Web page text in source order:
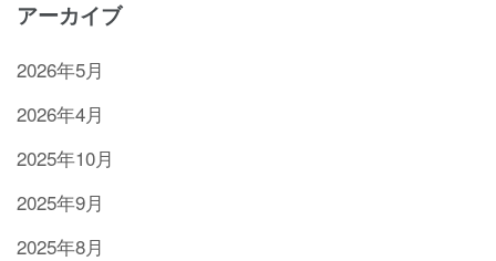
アーカイブ
2026年5月
2026年4月
2025年10月
2025年9月
2025年8月